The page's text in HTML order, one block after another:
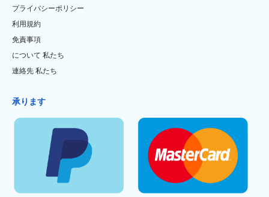
プライバシーポリシー
利用規約
免責事項
について 私たち
連絡先 私たち
承ります